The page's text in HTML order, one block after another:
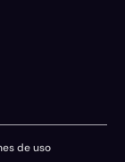
de uso